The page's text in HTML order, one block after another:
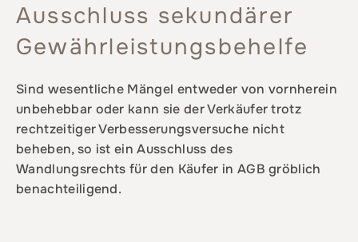
Ausschluss sekundärer
Gewährleistungsbehelfe
Sind wesentliche Mängel entweder von vornherein
unbehebbar oder kann sie der Verkäufer trotz
rechtzeitiger Verbesserungsversuche nicht
beheben, so ist ein Ausschluss des
Wandlungsrechts für den Käufer in AGB gröblich
benachteiligend.